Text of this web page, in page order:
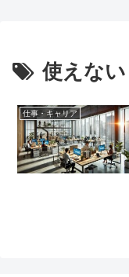
使えな
仕事・キャリア